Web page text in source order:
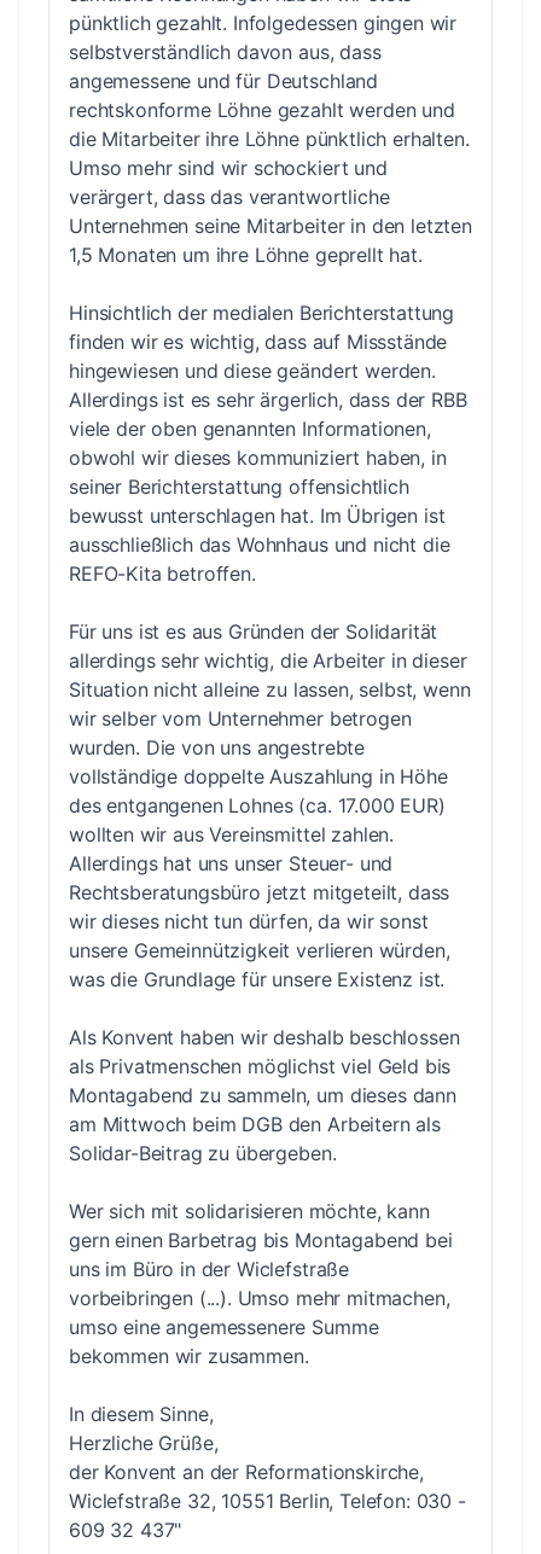
pünktlich gezahlt. Infolgedessen gingen wir
selbstverständlich davon aus, dass
angemessene und für Deutschland
rechtskonforme Löhne gezahlt werden und
die Mitarbeiter ihre Löhne pünktlich erhalten.
Umso mehr sind wir schockiert und
verärgert, dass das verantwortliche
Unternehmen seine Mitarbeiter in den letzten
1,5 Monaten um ihre Löhne geprellt hat.
Hinsichtlich der medialen Berichterstattung
finden wir es wichtig, dass auf Missstände
hingewiesen und diese geändert werden.
Allerdings ist es sehr ärgerlich, dass der RBB
viele der oben genannten Informationen,
obwohl wir dieses kommuniziert haben, in
seiner Berichterstattung offensichtlich
bewusst unterschlagen hat. Im Übrigen ist
ausschließlich das Wohnhaus und nicht die
REFO-Kita betroffen.
Für uns ist es aus Gründen der Solidarität
allerdings sehr wichtig, die Arbeiter in dieser
Situation nicht alleine zu lassen, selbst, wenn
wir selber vom Unternehmer betrogen
wurden. Die von uns angestrebte
vollständige doppelte Auszahlung in Höhe
des entgangenen Lohnes (ca. 17.000 EUR)
wollten wir aus Vereinsmittel zahlen.
Allerdings hat uns unser Steuer- und
Rechtsberatungsbüro jetzt mitgeteilt, dass
wir dieses nicht tun dürfen, da wir sonst
unsere Gemeinnützigkeit verlieren würden,
was die Grundlage für unsere Existenz ist.
Als Konvent haben wir deshalb beschlossen
als Privatmenschen möglichst viel Geld bis
Montagabend zu sammeln, um dieses dann
am Mittwoch beim DGB den Arbeitern als
Solidar-Beitrag zu übergeben.
Wer sich mit solidarisieren möchte, kann
gern einen Barbetrag bis Montagabend bei
uns im Büro in der Wiclefstraße
vorbeibringen (...). Umso mehr mitmachen,
umso eine angemessenere Summe
bekommen wir zusammen.
In diesem Sinne,
Herzliche Grüße,
der Konvent an der Reformationskirche,
Wiclefstraße 32, 10551 Berlin, Telefon: 030 -
609 32 437"